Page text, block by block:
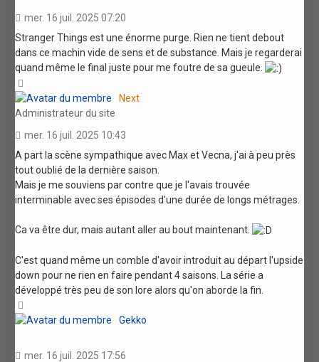
mer. 16 juil. 2025 07:20
Stranger Things est une énorme purge. Rien ne tient debout
dans ce machin vide de sens et de substance. Mais je regarderai
quand même le final juste pour me foutre de sa gueule.
Next
Administrateur du site
mer. 16 juil. 2025 10:43
A part la scène sympathique avec Max et Vecna, j'ai à peu près
tout oublié de la dernière saison.
Mais je me souviens par contre que je l'avais trouvée
interminable avec ses épisodes d'une durée de longs métrages.
Ca va être dur, mais autant aller au bout maintenant.
C'est quand même un comble d'avoir introduit au départ l'upside
down pour ne rien en faire pendant 4 saisons. La série a
développé très peu de son lore alors qu'on aborde la fin.
Gekko
mer. 16 juil. 2025 17:56